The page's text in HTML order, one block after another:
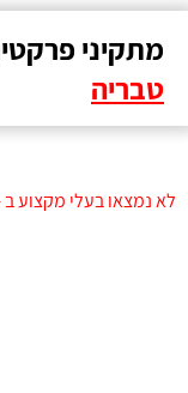
מתקיני
טבריה
לא נמצאו בעלי מקצוע ב